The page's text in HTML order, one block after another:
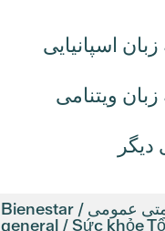
زبان اسپانیایی
زبان ویتنامی
دیگر
سلامتی عمومی / Bienestar
general / Sức khỏe